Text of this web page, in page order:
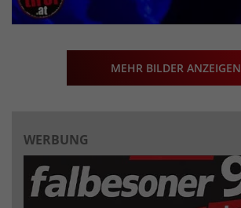
MEHR BILDER ANZEIGEN
WERBUNG